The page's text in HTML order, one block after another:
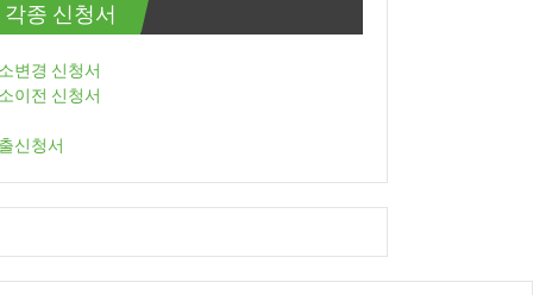
각종 신청서
변경 신청서
이전 신청서
신청서